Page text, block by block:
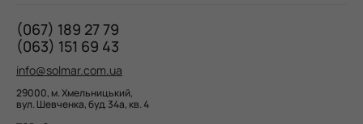
(067) 189 27 79
(063) 151 69 43
info@solmar.com.ua
29000, м. Хмельницький,
вул. Шевченка, буд. 34а, кв. 4